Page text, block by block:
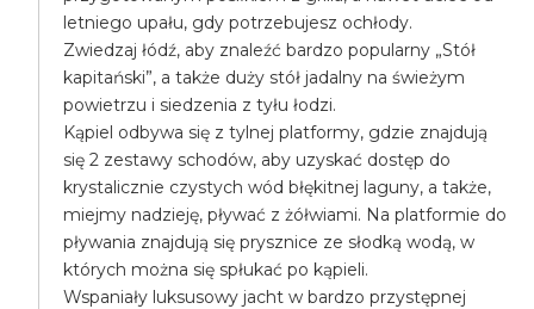
letniego upału, gdy potrzebujesz ochłody.
Zwiedzaj łódź, aby znaleźć bardzo popularny „Stół
kapitański”, a także duży stół jadalny na świeżym
powietrzu i siedzenia z tyłu łodzi.
Kąpiel odbywa się z tylnej platformy, gdzie znajdują
się 2 zestawy schodów, aby uzyskać dostęp do
krystalicznie czystych wód błękitnej laguny, a także,
miejmy nadzieję, pływać z żółwiami. Na platformie do
pływania znajdują się prysznice ze słodką wodą, w
których można się spłukać po kąpieli.
Wspaniały luksusowy jacht w bardzo przystępnej